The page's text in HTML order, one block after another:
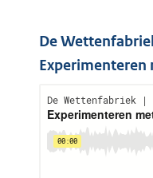
De
Experimenteren